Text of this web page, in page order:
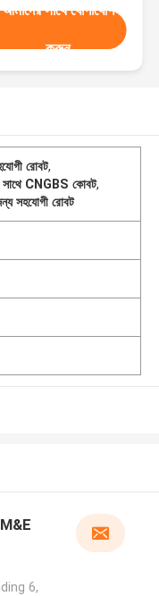
আমাদের সাথে যোগাযোগ
করুন
রোবট,
CNGBS কোবট,
সহযোগী রোবট
6,